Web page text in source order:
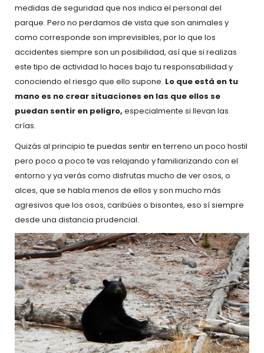
medidas de seguridad que nos indica el personal del
parque. Pero no perdamos de vista que son animales y
como corresponde son imprevisibles, por lo que los
accidentes siempre son un posibilidad, así que si realizas
este tipo de actividad lo haces bajo tu responsabilidad y
conociendo el riesgo que ello supone. Lo que está en tu
mano es no crear situaciones en las que ellos se
puedan sentir en peligro, especialmente si llevan las
crías.
Quizás al principio te puedas sentir en terreno un poco hostil
pero poco a poco te vas relajando y familiarizando con el
entorno y ya verás como disfrutas mucho de ver osos, o
alces, que se habla menos de ellos y son mucho más
agresivos que los osos, caribúes o bisontes, eso sí siempre
desde una distancia prudencial.